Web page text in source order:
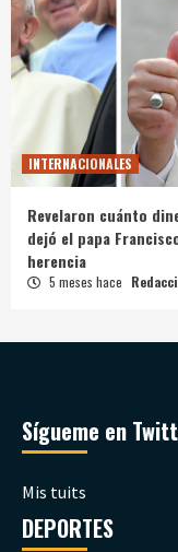
INTERNACIONALES
Revelaron cuánto
dejó el papa
herencia
5 meses hace
Sígueme en
Mis tuits
DEPORTES